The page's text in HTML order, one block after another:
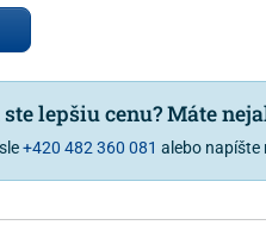
lepšiu cenu? Máte
+420 482 360 081 alebo napíšte